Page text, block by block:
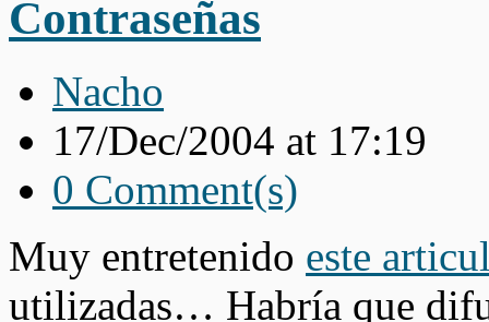
Contraseñas
Nacho
17/Dec/2004 at 17:19
0 Comment(s)
Muy entretenido este
utilizadas… Habría que